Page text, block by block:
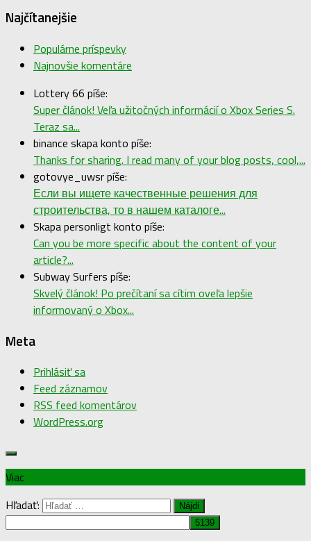
Najčítanejšie
Populárne príspevky
Najnovšie komentáre
Lottery 66 píše:
Super článok! Veľa užitočných informácií o Xbox Series S.
Teraz sa...
binance skapa konto píše:
Thanks for sharing. I read many of your blog posts, cool,...
gotovye_uwsr píše:
Если вы ищете качественные решения для
строительства, то в нашем каталоге...
Skapa personligt konto píše:
Can you be more specific about the content of your
article?...
Subway Surfers píše:
Skvelý článok! Po prečítaní sa cítim oveľa lepšie
informovaný o Xbox...
Meta
Prihlásiť sa
Feed záznamov
RSS feed komentárov
WordPress.org
Viac
Hľadať: